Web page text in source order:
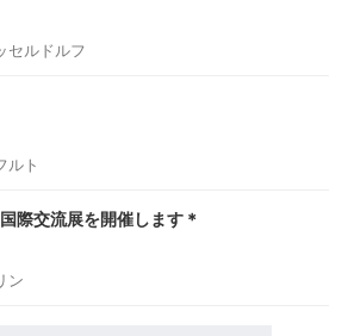
セルドルフ
ルト
際交流展を開催します＊
ン